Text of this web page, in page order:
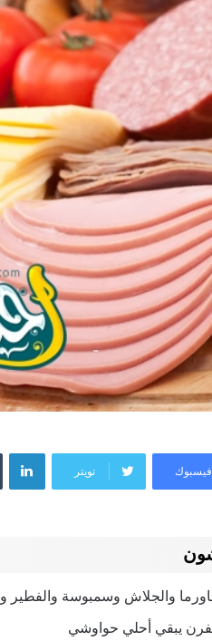
فيسبوك تويتر
والجلاش وسمبوسة والفطير
يبقي أحلي حواوشي